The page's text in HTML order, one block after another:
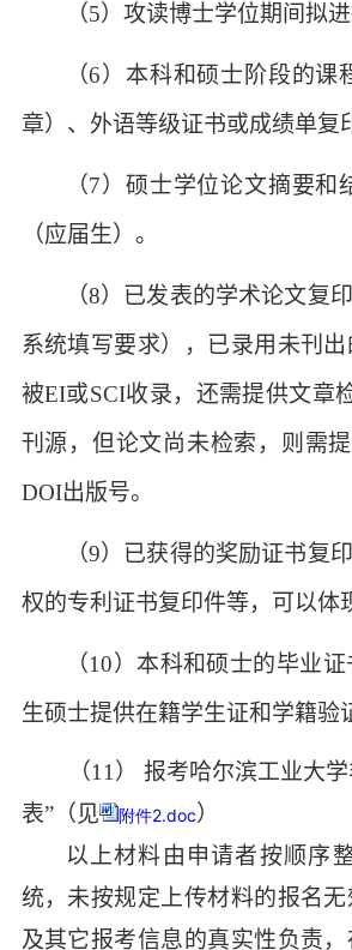
（5）攻读博士学位期间拟
（6）本科和硕士阶段的课
章）、外语等级证书或成绩单复
（7）硕士学位论文摘要和
（应届生）。
（8）已发表的学术论文复
系统填写要求），已录用未刊
被EI或SCI收录，还需提供文章
刊源，但论文尚未检索，则需
DOI出版号。
（9）已获得的奖励证书复
权的专利证书复印件等，可以体
（10）本科和硕士的毕业
生硕士提供在籍学生证和学籍验
（11 ） 报考哈尔滨工业大
表”（见
附件2.doc）
以上材料由申请者按顺序
统，未按规定上传材料的报名
及其它报考信息的真实性负责